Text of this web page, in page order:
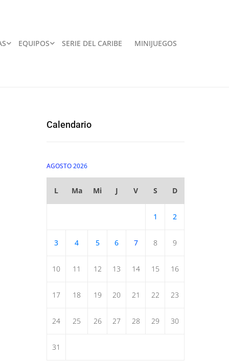
EQUIPOS SERIE DEL CARIBE MINIJUEGOS
Calendario
AGOSTO 2026
L Ma Mi J V S D
1 2
3 4 5 6 7 8 9
10 11 12 13 14 15 16
17 18 19 20 21 22 23
24 25 26 27 28 29 30
31